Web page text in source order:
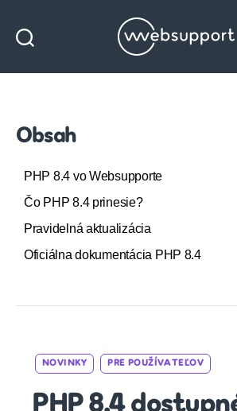
Obsah
PHP 8.4 vo Websupporte
Čo PHP 8.4 prinesie?
Pravidelná aktualizácia
Oficiálna dokumentácia PHP 8.4
Categories
NOVINKY PRE POUŽÍVATEĽOV
PHP 8.4